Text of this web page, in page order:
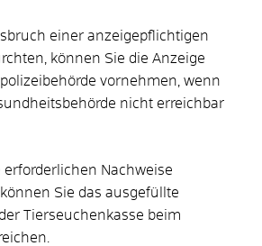
einer anzeigepflichtigen
können Sie die Anzeige
vornehmen, wenn
nicht erreichbar
erforderlichen Nachweise
Sie das ausgefüllte
Tierseuchenkasse beim